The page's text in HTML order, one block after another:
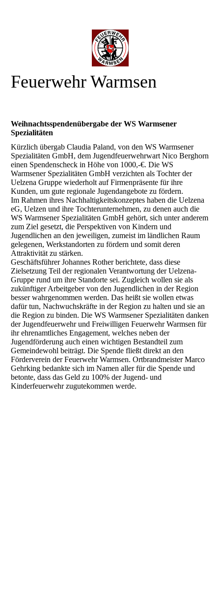
Feuerwehr Warmsen
Weihnachtsspendenübergabe der WS Warmsener
Spezialitäten
Kürzlich übergab Claudia Paland, von den WS Warmsener
Spezialitäten GmbH, dem Jugendfeuerwehrwart Nico Berghorn
einen Spendenscheck in Höhe von 1000,-€. Die WS
Warmsener Spezialitäten GmbH verzichten als Tochter der
Uelzena Gruppe wiederholt auf Firmenpräsente für ihre
Kunden, um gute regionale Jugendangebote zu fördern.
Im Rahmen ihres Nachhaltigkeitskonzeptes haben die Uelzena
eG, Uelzen und ihre Tochterunternehmen, zu denen auch die
WS Warmsener Spezialitäten GmbH gehört, sich unter anderem
zum Ziel gesetzt, die Perspektiven von Kindern und
Jugendlichen an den jeweiligen, zumeist im ländlichen Raum
gelegenen, Werkstandorten zu fördern und somit deren
Attraktivität zu stärken.
Geschäftsführer Johannes Rother berichtete, dass diese
Zielsetzung Teil der regionalen Verantwortung der Uelzena-
Gruppe rund um ihre Standorte sei. Zugleich wollen sie als
zukünftiger Arbeitgeber von den Jugendlichen in der Region
besser wahrgenommen werden. Das heißt sie wollen etwas
dafür tun, Nachwuchskräfte in der Region zu halten und sie an
die Region zu binden. Die WS Warmsener Spezialitäten danken
der Jugendfeuerwehr und Freiwilligen Feuerwehr Warmsen für
ihr ehrenamtliches Engagement, welches neben der
Jugendförderung auch einen wichtigen Bestandteil zum
Gemeindewohl beiträgt. Die Spende fließt direkt an den
Förderverein der Feuerwehr Warmsen. Ortbrandmeister Marco
Gehrking bedankte sich im Namen aller für die Spende und
betonte, dass das Geld zu 100% der Jugend- und
Kinderfeuerwehr zugutekommen werde.